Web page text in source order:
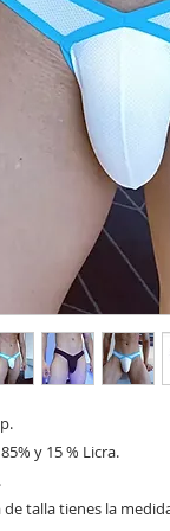
y 15 % Licra.
de talla tienes la